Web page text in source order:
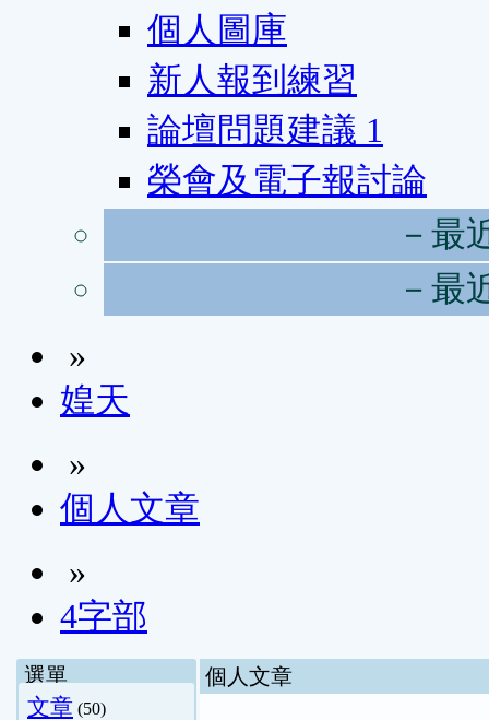
個人圖庫
新人報到練習
論壇問題建議 1
榮會及電子報討論
－最
－最
»
媓天
»
個人文章
»
4字部
選單
文章 (50)
個人文章